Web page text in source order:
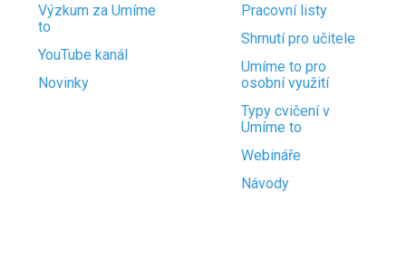
Výzkum za Umíme
to
YouTube kanál
Novinky
Pracovní listy
Shrnutí pro učitele
Umíme to pro
osobní využití
Typy cvičení v
Umíme to
Webináře
Návody